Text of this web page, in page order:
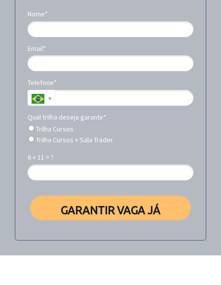
Nome*
Email*
Telefone*
Qual trilha deseja garantir*
Trilha Cursos
Trilha Cursos + Sala Trader
6 + 11 = ?
GARANTIR VAGA JÁ